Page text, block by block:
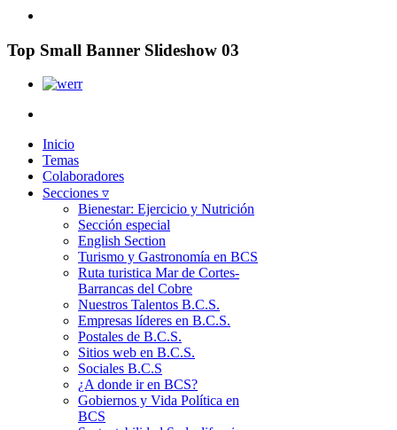
Top Small Banner Slideshow 03
Inicio
Temas
Colaboradores
Secciones ▿
Bienestar: Ejercicio y Nutrición
Sección especial
English Section
Turismo y Gastronomía en BCS
Ruta turistica Mar de Cortes-
Barrancas del Cobre
Nuestros Talentos B.C.S.
Empresas líderes en B.C.S.
Postales de B.C.S.
Sitios web en B.C.S.
Sociales B.C.S
¿A donde ir en BCS?
Gobiernos y Vida Política en
BCS